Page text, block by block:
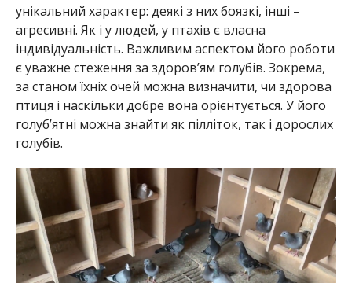
унікальний характер: деякі з них боязкі, інші –
агресивні. Як і у людей, у птахів є власна
індивідуальність. Важливим аспектом його роботи
є уважне стеження за здоров’ям голубів. Зокрема,
за станом їхніх очей можна визначити, чи здорова
птиця і наскільки добре вона орієнтується. У його
голуб’ятні можна знайти як пілліток, так і дорослих
голубів.